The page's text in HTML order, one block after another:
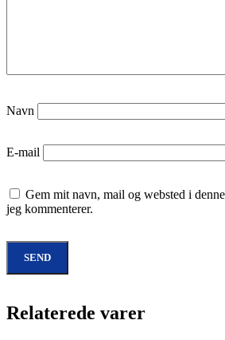
Navn
E-mail
Gem mit navn, mail og websted i
jeg kommenterer.
Relaterede varer